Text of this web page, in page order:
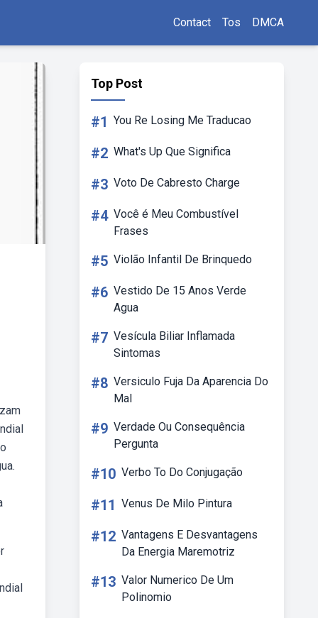
Contact Tos DMCA
Top Post
#1 You Re Losing Me Traducao
#2 What's Up Que Significa
#3 Voto De Cabresto Charge
#4 Você é Meu Combustível
Frases
#5 Violão Infantil De Brinquedo
#6 Vestido De 15 Anos Verde
Agua
#7 Vesícula Biliar Inflamada
Sintomas
#8 Versiculo Fuja Da Aparencia Do
Mal
#9 Verdade Ou Consequência
Pergunta
#10 Verbo To Do Conjugação
#11 Venus De Milo Pintura
#12 Vantagens E Desvantagens
Da Energia Maremotriz
#13 Valor Numerico De Um
Polinomio